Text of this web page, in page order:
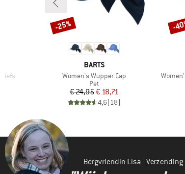
MERK
BARTS
Artikel
Women's Wupper Cap
Productgroep
Pet
Prijs
€ 24,95Verlaagde prijs
€ 18,71
4,6(18)
Korting
-25%
Artikel
-
Bergvriendin Lisa - Verzending